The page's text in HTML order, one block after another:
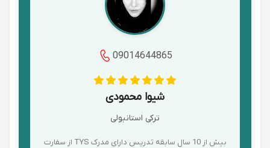
09014644865
شیوا محمودی
ترکی استانبولی
بیش از 10 سال سابقه تدریس دارای مدرک TYS از سفارت